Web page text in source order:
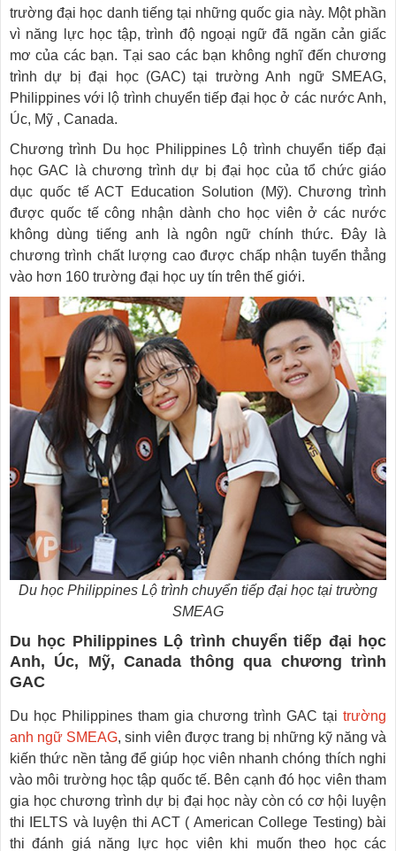
trường đại học danh tiếng tại những quốc gia này. Một phần
vì năng lực học tập, trình độ ngoại ngữ đã ngăn cản giấc
mơ của các bạn. Tại sao các bạn không nghĩ đến chương
trình dự bị đại học (GAC) tại trường Anh ngữ SMEAG,
Philippines với lộ trình chuyển tiếp đại học ở các nước Anh,
Úc, Mỹ , Canada.
Chương trình Du học Philippines Lộ trình chuyển tiếp đại
học GAC là chương trình dự bị đại học của tổ chức giáo
dục quốc tế ACT Education Solution (Mỹ). Chương trình
được quốc tế công nhận dành cho học viên ở các nước
không dùng tiếng anh là ngôn ngữ chính thức. Đây là
chương trình chất lượng cao được chấp nhận tuyển thẳng
vào hơn 160 trường đại học uy tín trên thế giới.
Du học Philippines Lộ trình chuyển tiếp đại học tại trường
SMEAG
Du học Philippines Lộ trình chuyển tiếp đại học
Anh, Úc, Mỹ, Canada thông qua chương trình
GAC
Du học Philippines tham gia chương trình GAC tại trường
anh ngữ SMEAG, sinh viên được trang bị những kỹ năng và
kiến thức nền tảng để giúp học viên nhanh chóng thích nghi
vào môi trường học tập quốc tế. Bên cạnh đó học viên tham
gia học chương trình dự bị đại học này còn có cơ hội luyện
thi IELTS và luyện thi ACT ( American College Testing) bài
thi đánh giá năng lực học viên khi muốn theo học các